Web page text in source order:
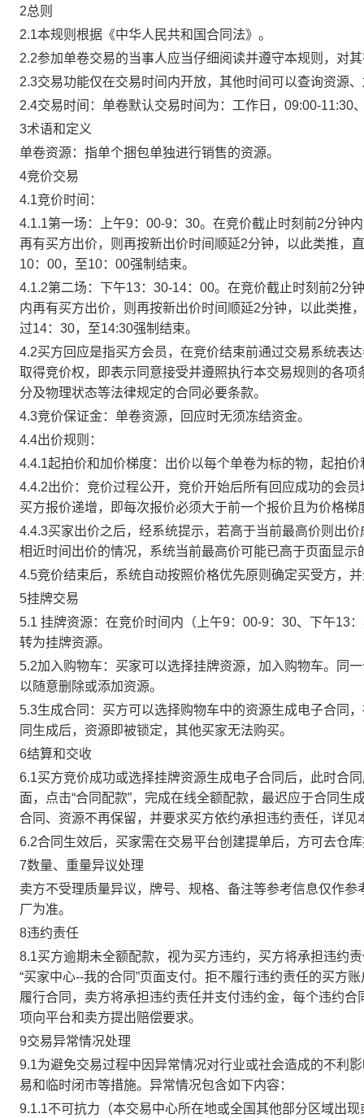
2总则
2.1本规则根据《中华人民共和国合同法》。
2.2参加单卷交易的当事人应当仔细阅读并遵守本规则，对
2.3交易功能仅在交易时间内开放，其他时间可以查询资源
2.4交易时间：单卷默认交易时间为：工作日，09:00-11:30
3术语和定义
单卷资源：指单个捆包单独进行销售的资源。
4竞价交易
4.1竞价时间：
4.1.1第一场：上午9：00-9：30。在竞价截止时刻前2分钟
再有买方出价，则再按新出价时间顺延2分钟，以此类推，
10：00，至10：00强制结束。
4.1.2第二场：下午13：30-14：00。在竞价截止时刻前2分
内再有买方出价，则再按新出价时间顺延2分钟，以此类推
过14：30，至14:30强制结束。
4.2买方回应是指买方会员，在竞价结束前通过交易系统表
取得竞价权，即表示同意接受并遵照执行本交易规则的各
分及物理状态等法律规定的合同必要条款。
4.3竞价保证金：单卷资源，回应时无须冻结资金。
4.4出价规则：
4.4.1起拍价和加价梯度：出价以每个单卷为标的物，起拍
4.4.2出价：竞价过程公开，竞价开始后所有回应成功的会
买方报价递增，即每次报价必须大于前一个报价且为价格
4.4.3买家出价之后，经系统提示，若高于当前最高价则出
相近时间出价的情况，系统当前最高价可能已高于页面显示
4.5竞价结束后，系统自动按照价格优先原则确定买受方，
5挂牌交易
5.1 挂牌资源：在竞价时间内（上午9：00-9：30、下午13
转为挂牌资源。
5.2加入购物车：买家可以选择挂牌资源，加入购物车。同
以随意删除或添加资源。
5.3生成合同：买方可以选择购物车中的资源生成电子合同
同生成后，资源即被锁定，其他买家无法购买。
6结算和交收
6.1买方竞价成功或选择挂牌资源生成电子合同后，此时合
面，点击“合同配款”，完成在线全额配款，最迟应于合同
合同、资源不再保留，并要求买方依约承担违约责任，详见
6.2合同生效后，买家需在交易平台创建提单后，方可去仓
7数量、重量异议处理
卖方不受理质量异议，牌号、规格、备注等参考信息仅作
厂为准。
8违约责任
8.1买方逾期未全额配款，视为买方违约，买方将承担违约
“买家中心--我的合同”页面支付。拒不履行违约责任的买方
履行合同，卖方将承担违约责任并支付违约金，每个违约
项向平台和卖方提出赔偿要求。
9交易异常情况处理
9.1为避免交易过程中因异常情况对行业或社会造成的不利
易和临时闭市等措施。异常情况包含如下内容：
9.1.1不可抗力（本交易中心所在地或全国其他部分区域出